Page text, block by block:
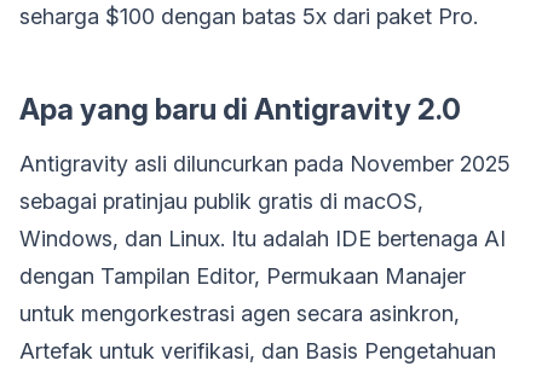
seharga $100 dengan batas 5x dari paket Pro.
Apa yang baru di Antigravity 2.0
Antigravity asli diluncurkan pada November 2025
sebagai pratinjau publik gratis di macOS,
Windows, dan Linux. Itu adalah IDE bertenaga AI
dengan Tampilan Editor, Permukaan Manajer
untuk mengorkestrasi agen secara asinkron,
Artefak untuk verifikasi, dan Basis Pengetahuan